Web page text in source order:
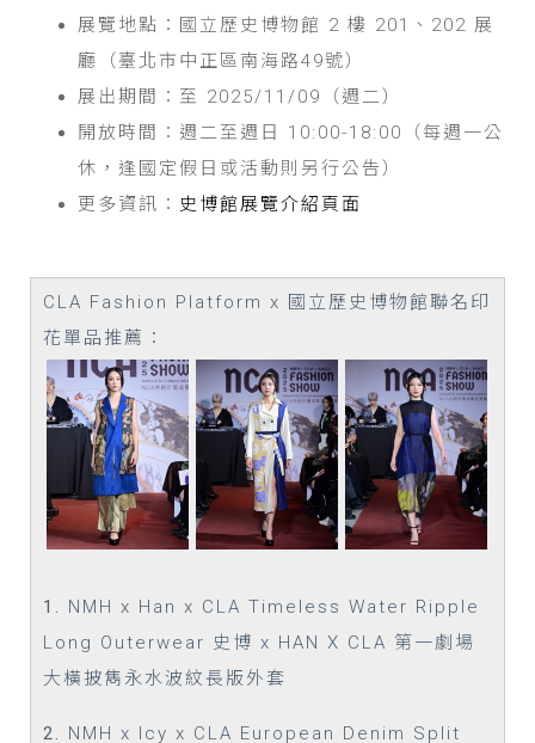
展覽地點：國立歷史博物館 2 樓 201、202 展
廳（臺北市中正區南海路49號）
展出期間：至 2025/11/09（週二）
開放時間：週二至週日 10:00-18:00（每週一公
休，逢國定假日或活動則另行公告）
更多資訊： 史博館展覽介紹頁面
CLA Fashion Platform x 國立歷史博物館聯名印
花單品 推薦：
1. NMH x Han x CLA Timeless Water Ripple
Long Outerwear 史博 x HAN X CLA 第一劇場
大橫披雋永水波紋長版外套
2. NMH x Icy x CLA European Denim Split